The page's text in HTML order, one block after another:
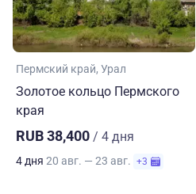
Пермский край Урал
Золотое кольцо Пермского
края
RUB 38,400 / 4 дня
4 дня 20 авг. — 23 авг. +3